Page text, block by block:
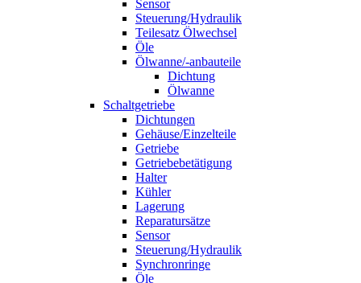
Sensor
Steuerung/Hydraulik
Teilesatz Ölwechsel
Öle
Ölwanne/-anbauteile
Dichtung
Ölwanne
Schaltgetriebe
Dichtungen
Gehäuse/Einzelteile
Getriebe
Getriebebetätigung
Halter
Kühler
Lagerung
Reparatursätze
Sensor
Steuerung/Hydraulik
Synchronringe
Öle